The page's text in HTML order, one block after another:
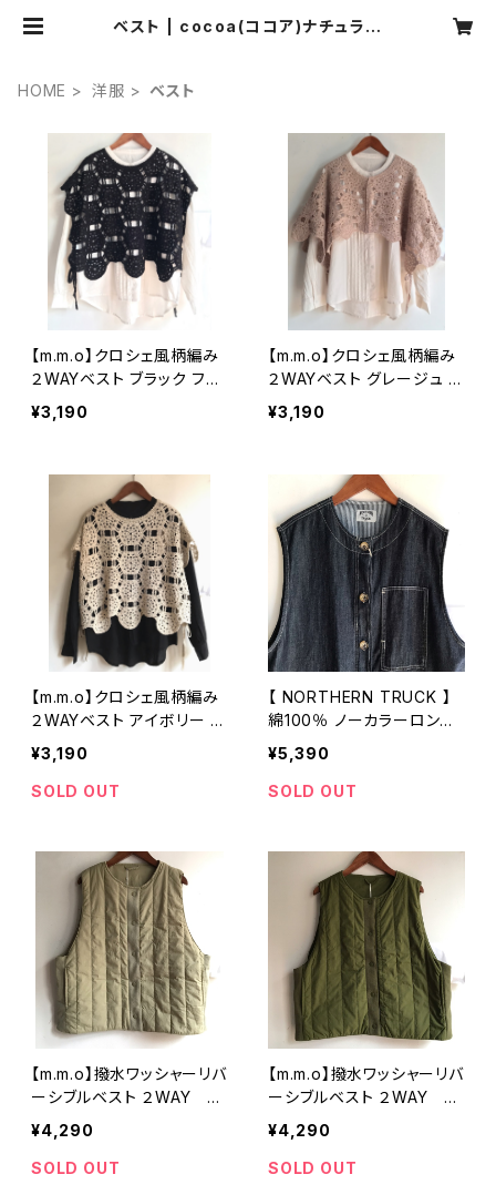
ベスト | cocoa(ココア)ナチュラル
HOME
洋服 ベスト
【m.m.o】クロシェ風柄編み
２WAYベスト ブラック フリ
ーサイズ CDK5589【エムエ
ムオー】
¥3,190
【m.m.o】クロシェ風柄編み
２WAYベスト グレージュ フ
リーサイズ CDK5589【エム
エムオー】
¥3,190
【m.m.o】クロシェ風柄編み
２WAYベスト アイボリー フ
リーサイズ CDK5589【エム
エムオー】
¥3,190
SOLD OUT
【 NORTHERN TRUCK 】
綿100％ ノーカラーロング
ベスト インディゴネイビー
Mサイズ NCMP6180【ノー
ザントラック】
¥5,390
SOLD OUT
【m.m.o】撥水ワッシャーリバ
ーシブルベスト ２WAY オ
リーブ フリーサイズ CDF27
56【エムエムオー】
¥4,290
SOLD OUT
【m.m.o】撥水ワッシャーリバ
ーシブルベスト ２WAY カ
ーキ フリーサイズ CDF272
7【エムエムオー】
¥4,290
SOLD OUT